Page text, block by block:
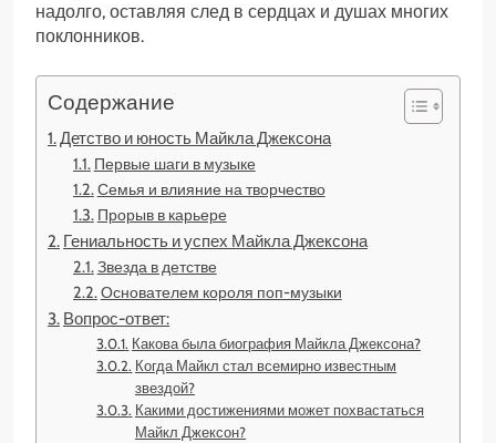
надолго, оставляя след в сердцах и душах многих
поклонников.
Содержание
Детство и юность Майкла Джексона
Первые шаги в музыке
Семья и влияние на творчество
Прорыв в карьере
Гениальность и успех Майкла Джексона
Звезда в детстве
Основателем короля поп-музыки
Вопрос-ответ:
Какова была биография Майкла Джексона?
Когда Майкл стал всемирно известным
звездой?
Какими достижениями может похвастаться
Майкл Джексон?